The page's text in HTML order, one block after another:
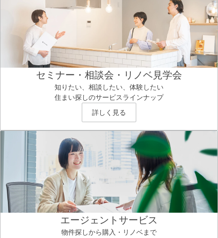
セミナー・相談会・リノベ見学会
知りたい、相談したい、体験したい
住まい探しのサービスラインナップ
詳しく見る
エージェントサービス
物件探しから購入・リノベまで